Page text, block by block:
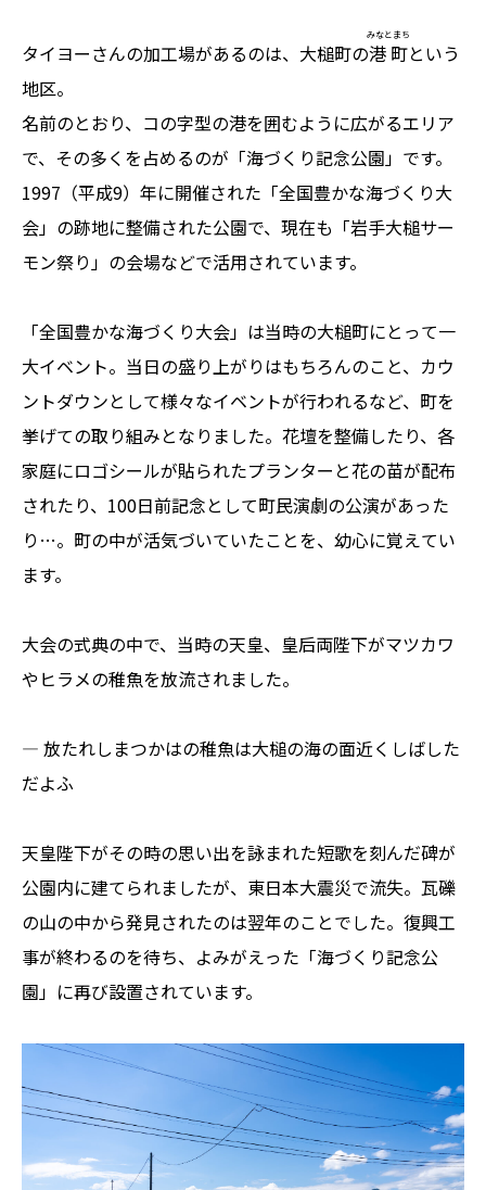
タイヨーさんの加工場があるのは、大槌町の港町
みなとまち
という
地区。
名前のとおり、コの字型の港を囲むように広がるエリア
で、その多くを占めるのが「海づくり記念公園」です。
1997（平成9）年に開催された「全国豊かな海づくり大
会」の跡地に整備された公園で、現在も「岩手大槌サー
モン祭り」の会場などで活用されています。
「全国豊かな海づくり大会」は当時の大槌町にとって一
大イベント。当日の盛り上がりはもちろんのこと、カウ
ントダウンとして様々なイベントが行われるなど、町を
挙げての取り組みとなりました。花壇を整備したり、各
家庭にロゴシールが貼られたプランターと花の苗が配布
されたり、100日前記念として町民演劇の公演があった
り…。町の中が活気づいていたことを、幼心に覚えてい
ます。
大会の式典の中で、当時の天皇、皇后両陛下がマツカワ
やヒラメの稚魚を放流されました。
― 放たれしまつかはの稚魚は大槌の海の面近くしばした
だよふ
天皇陛下がその時の思い出を詠まれた短歌を刻んだ碑が
公園内に建てられましたが、東日本大震災で流失。瓦礫
の山の中から発見されたのは翌年のことでした。復興工
事が終わるのを待ち、よみがえった「海づくり記念公
園」に再び設置されています。